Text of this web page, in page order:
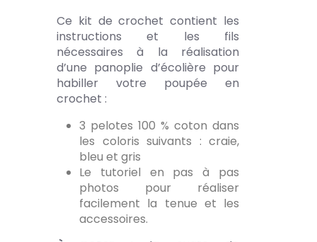
Ce kit de crochet contient les
instructions et les fils
nécessaires à la réalisation
d’une panoplie d’écolière pour
habiller votre poupée en
crochet :
3 pelotes 100 % coton dans
les coloris suivants : craie,
bleu et gris
Le tutoriel en pas à pas
photos pour réaliser
facilement la tenue et les
accessoires.